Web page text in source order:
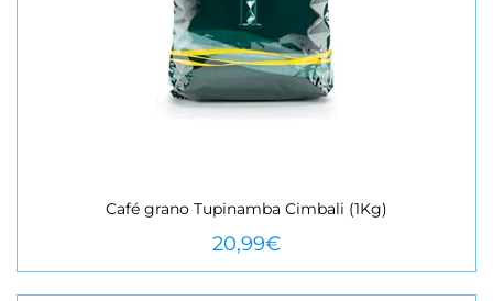
VEURE MÉS
Café grano Tupinamba Cimbali (1Kg)
20,99€